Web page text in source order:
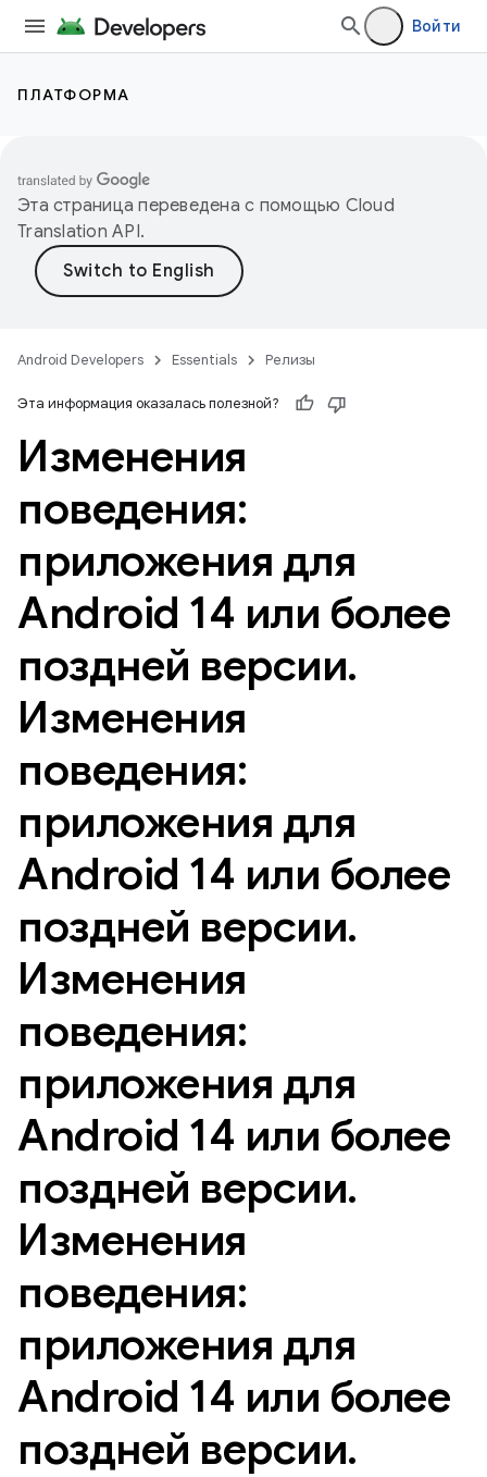
Войти
ПЛАТФОРМА
Эта страница переведена с помощью Cloud
Translation API.
Android Developers Essentials Релизы
Эта информация оказалась полезной?
Изменения
поведения:
приложения для
Android 14 или более
поздней версии.
Изменения
поведения:
приложения для
Android 14 или более
поздней версии.
Изменения
поведения:
приложения для
Android 14 или более
поздней версии.
Изменения
поведения:
приложения для
Android 14 или более
поздней версии.